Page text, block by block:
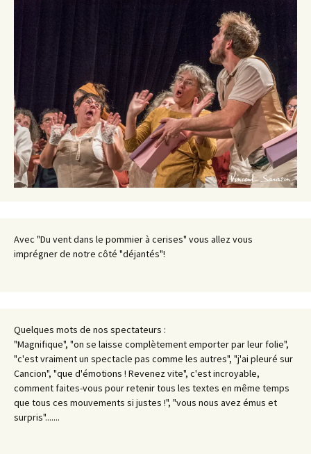
Avec "Du vent dans le pommier à cerises" vous allez vous
imprégner de notre côté "déjantés"!
Quelques mots de nos spectateurs :
"Magnifique", "on se laisse complètement emporter par leur folie",
"c'est vraiment un spectacle pas comme les autres", "j'ai pleuré sur
Cancion", "que d'émotions ! Revenez vite", c'est incroyable,
comment faites-vous pour retenir tous les textes en même temps
que tous ces mouvements si justes !", "vous nous avez émus et
surpris".......